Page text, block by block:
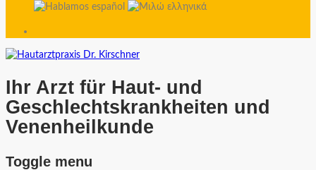
Ihr Arzt für Haut- und
Geschlechtskrankheiten und
Venenheilkunde
Toggle menu